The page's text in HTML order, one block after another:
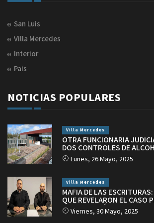
San Luis
Villa Mercedes
Interior
Pais
NOTICIAS POPULARES
Villa Mercedes
OTRA FUNCIONARIA
DOS CONTROLES DE
EN VILLA MERCEDES
Lunes, 26 Mayo, 2025
Villa Mercedes
MAFIA DE LAS
QUE REVELARON EL CASO
INTERVENCIÓN DEL PODER
Viernes, 30 Mayo, 2025